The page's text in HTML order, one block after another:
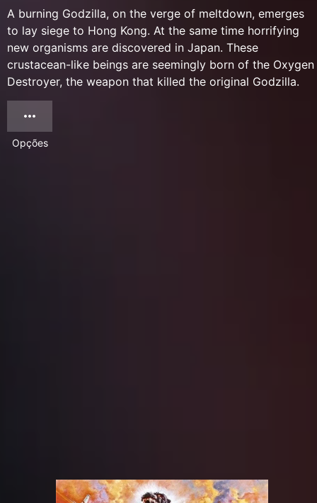
A burning Godzilla, on the verge of meltdown, emerges
to lay siege to Hong Kong. At the same time horrifying
new organisms are discovered in Japan. These
crustacean-like beings are seemingly born of the Oxygen
Destroyer, the weapon that killed the original Godzilla.
Opções